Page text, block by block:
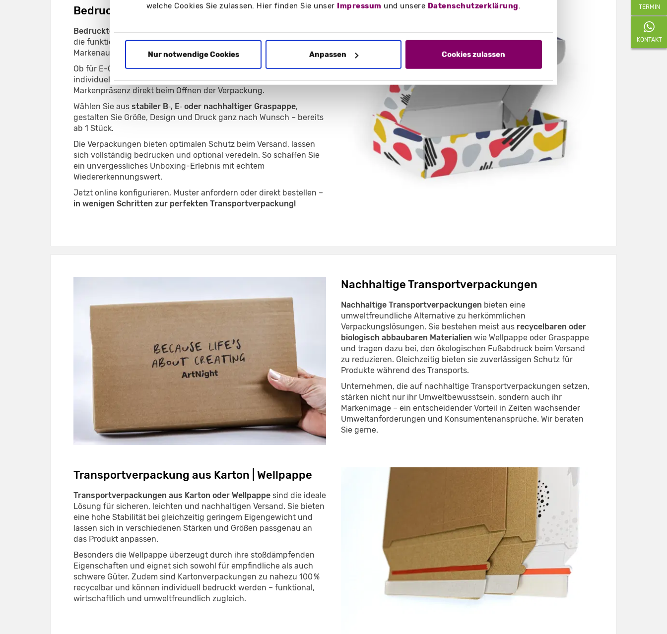
welche Cookies Sie zulassen. Hier finden Sie unser Impressum und unsere Datenschutzerklärung.
Nur notwendige Cookies Anpassen Cookies zulassen
Bedruckte Transportverpackungen
Bedruckte Transportverpackungensind die ideale Lösung für alle,
die funktionalen Produktschutz mit einem professionellen
Markenauftritt verbinden möchten.
Ob für E-Commerce, Produktversand oder den Einzelhandel –
individuell bedruckte Versandkartons von madika stärken Ihre
Markenpräsenz direkt beim Öffnen der Verpackung.
Wählen Sie aus stabiler B‑, E‑ oder nachhaltiger Graspappe,
gestalten Sie Größe, Design und Druck ganz nach Wunsch – bereits
ab 1 Stück.
Die Verpackungen bieten optimalen Schutz beim Versand, lassen
sich vollständig bedrucken und optional veredeln. So schaffen Sie
ein unvergessliches Unboxing-Erlebnis mit echtem
Wiedererkennungswert.
Jetzt online konfigurieren, Muster anfordern oder direkt bestellen –
in wenigen Schritten zur perfekten Transportverpackung!
Nachhaltige Transportverpackungen
Nachhaltige Transportverpackungen bieten eine
umweltfreundliche Alternative zu herkömmlichen
Verpackungslösungen. Sie bestehen meist aus recycelbaren oder
biologisch abbaubaren Materialien wie Wellpappe oder Graspappe
und tragen dazu bei, den ökologischen Fußabdruck beim Versand
zu reduzieren. Gleichzeitig bieten sie zuverlässigen Schutz für
Produkte während des Transports.
Unternehmen, die auf nachhaltige Transportverpackungen setzen,
stärken nicht nur ihr Umweltbewusstsein, sondern auch ihr
Markenimage – ein entscheidender Vorteil in Zeiten wachsender
Umweltanforderungen und Konsumentenansprüche. Wir beraten
Sie gerne.
Transportverpackung aus Karton | Wellpappe
Transportverpackungen aus Karton oder Wellpappe sind die ideale
Lösung für sicheren, leichten und nachhaltigen Versand. Sie bieten
eine hohe Stabilität bei gleichzeitig geringem Eigengewicht und
lassen sich in verschiedenen Stärken und Größen passgenau an
das Produkt anpassen.
Besonders die Wellpappe überzeugt durch ihre stoßdämpfenden
Eigenschaften und eignet sich sowohl für empfindliche als auch
schwere Güter. Zudem sind Kartonverpackungen zu nahezu 100 %
recycelbar und können individuell bedruckt werden – funktional,
wirtschaftlich und umweltfreundlich zugleich.
TERMIN
KONTAKT